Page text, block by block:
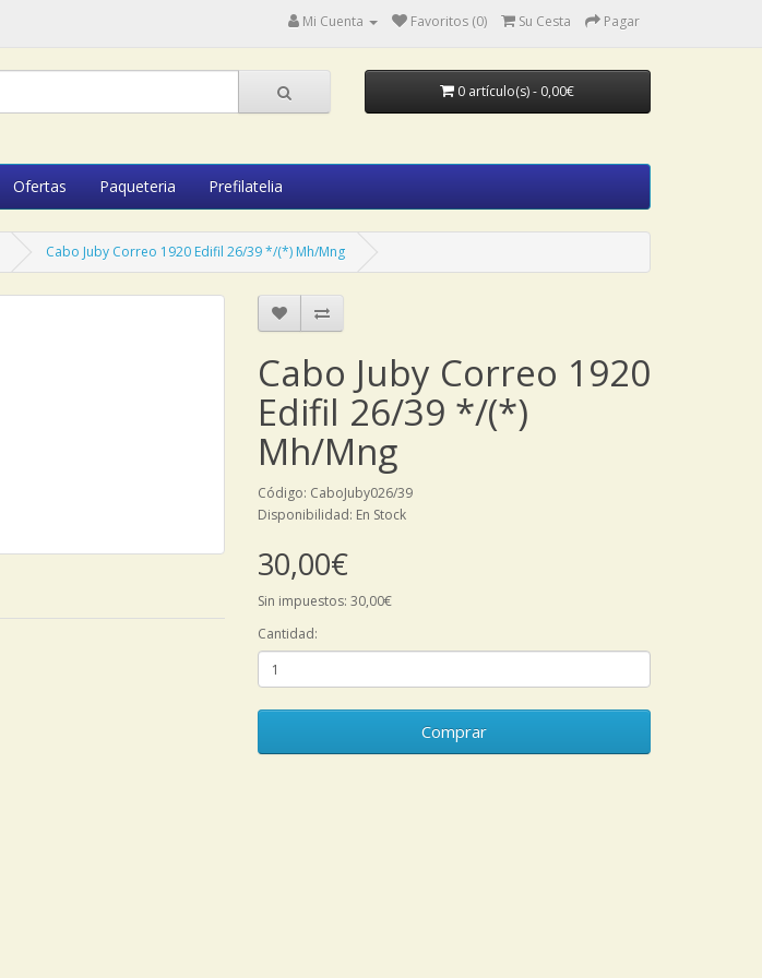
Mi Cuenta Favoritos (0) Su Cesta Pagar
0 artículo(s) - 0,00€
Ofertas Paqueteria Prefilatelia
Cabo Juby Correo 1920 Edifil 26/39 */(*) Mh/Mng
Cabo Juby Correo 1920
Edifil 26/39 */(*)
Mh/Mng
Código: CaboJuby026/39
Disponibilidad: En Stock
30,00€
Sin impuestos: 30,00€
Cantidad:
Comprar